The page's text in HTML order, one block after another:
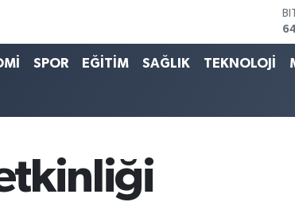
SPOR EĞİTİM SAĞLIK TEKNOLOJİ